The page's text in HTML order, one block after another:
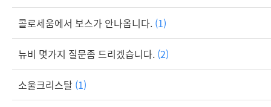
콜로세움에서 보스가 안나옵니다. (1)
뉴비 몇가지 질문좀 드리겠습니다. (2)
소울크리스탈 (1)